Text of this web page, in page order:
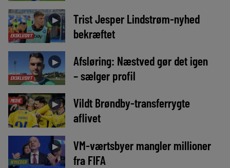
EKSKLUSIVT
►
Trist Jesper Lindstrøm-nyhed
bekræftet
EKSKLUSIVT
►
Afsløring: Næstved gør det igen
– sælger profil
MEDIE ►
Vildt Brøndby-transferrygte
aflivet
NYHEDER
►
VM-værtsbyer mangler millioner
fra FIFA